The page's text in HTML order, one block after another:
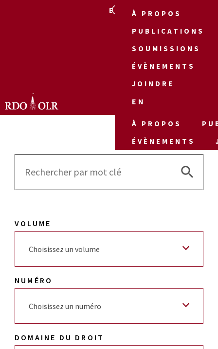
EN
À PROPOS
PUBLICATIONS
SOUMISSIONS
ÉVÈNEMENTS
JOINDRE
EN
À PROPOS
ÉVÈNEMENTS
Search
Search
VOLUME
Choisissez un volume
NUMÉRO
Choisissez un numéro
DOMAINE DU DROIT